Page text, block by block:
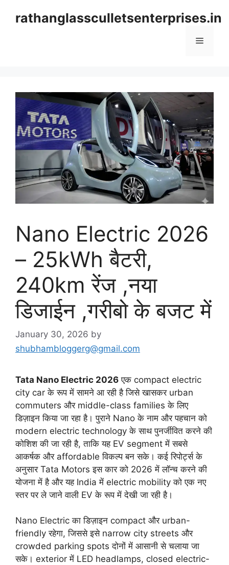
rathanglassculletsenterprises.in
Menu
Nano Electric 2026
– 25kWh बैटरी,
240km रेंज ,नया
डिजाईन ,गरीबो के बजट में
January 30, 2026 by
shubhambloggerg@gmail.com
Tata Nano Electric 2026 एक compact electric
city car के रूप में सामने आ रही है जिसे खासकर urban
commuters और middle-class families के लिए
डिज़ाइन किया जा रहा है। पुराने Nano के नाम और पहचान को
modern electric technology के साथ पुनर्जीवित करने की
कोशिश की जा रही है, ताकि यह EV segment में सबसे
आकर्षक और affordable विकल्प बन सके। कई रिपोर्ट्स के
अनुसार Tata Motors इस कार को 2026 में लॉन्च करने की
योजना में है और यह India में electric mobility को एक नए
स्तर पर ले जाने वाली EV के रूप में देखी जा रही है।
Nano Electric का डिज़ाइन compact और urban-
friendly रहेगा, जिससे इसे narrow city streets और
crowded parking spots दोनों में आसानी से चलाया जा
सके। exterior में LED headlamps, closed electric-